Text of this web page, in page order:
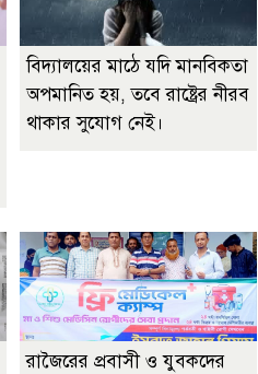
বিদ্যালয়ের মাঠে যদি মানবিকতা
অপমানিত হয়, তবে রাষ্ট্রের নীরব
থাকার সুযোগ নেই।
রাজৈরের‌ প্রবাসী ও যুবকদের